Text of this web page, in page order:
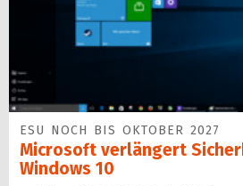
ESU NOCH BIS OKTOBER 2027
Microsoft verlängert
Windows 10